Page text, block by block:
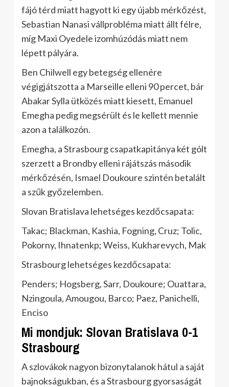
fájó térd miatt hagyott ki egy újabb mérkőzést,
Sebastian Nanasi vállprobléma miatt állt félre,
míg Maxi Oyedele izomhúzódás miatt nem
lépett pályára.
Ben Chilwell egy betegség ellenére
végigjátszotta a Marseille elleni 90 percet, bár
Abakar Sylla ütközés miatt kiesett, Emanuel
Emegha pedig megsérült és le kellett mennie
azon a találkozón.
Emegha, a Strasbourg csapatkapitánya két gólt
szerzett a Brondby elleni rájátszás második
mérkőzésén, Ismael Doukoure szintén betalált
a szűk győzelemben.
Slovan Bratislava lehetséges kezdőcsapata:
Takac; Blackman, Kashia, Fogning, Cruz; Tolic,
Pokorny, Ihnatenkp; Weiss, Kukharevych, Mak
Strasbourg lehetséges kezdőcsapata:
Penders; Hogsberg, Sarr, Doukoure; Ouattara,
Nzingoula, Amougou, Barco; Paez, Panichelli,
Enciso
Mi mondjuk: Slovan Bratislava 0-1
Strasbourg
A szlovákok nagyon bizonytalanok hátul a saját
bajnokságukban, és a Strasbourg gyorsaságát